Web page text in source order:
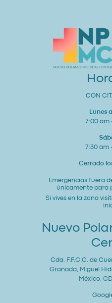
CON
Lunes
7:00 am
7:30 am
Cerrado
Emergencias fuera
únicamente para
Si vives en la zona
Nuevo
Cda. F.F.C.C. de
Granada, Miguel
México,